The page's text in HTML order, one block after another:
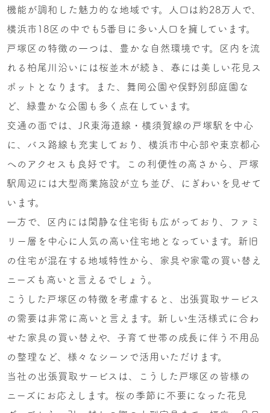
機能が調和した魅力的な地域です。人口は約28万人で、
横浜市18区の中でも5番目に多い人口を擁しています。
戸塚区の特徴の一つは、豊かな自然環境です。区内を流
れる柏尾川沿いには桜並木が続き、春には美しい花見ス
ポットとなります。また、舞岡公園や俣野別邸庭園な
ど、緑豊かな公園も多く点在しています。
交通の面では、JR東海道線・横須賀線の戸塚駅を中心
に、バス路線も充実しており、横浜市中心部や東京都心
へのアクセスも良好です。この利便性の高さから、戸塚
駅周辺には大型商業施設が立ち並び、にぎわいを見せて
います。
一方で、区内には閑静な住宅街も広がっており、ファミ
リー層を中心に人気の高い住宅地となっています。新旧
の住宅が混在する地域特性から、家具や家電の買い替え
ニーズも高いと言えるでしょう。
こうした戸塚区の特徴を考慮すると、出張買取サービス
の需要は非常に高いと言えます。新しい生活様式に合わ
せた家具の買い替えや、子育て世帯の成長に伴う不用品
の整理など、様々なシーンで活用いただけます。
当社の出張買取サービスは、こうした戸塚区の皆様の
ニーズにお応えします。桜の季節に不要になった花見